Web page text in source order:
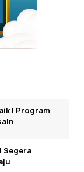
I Program
Segera